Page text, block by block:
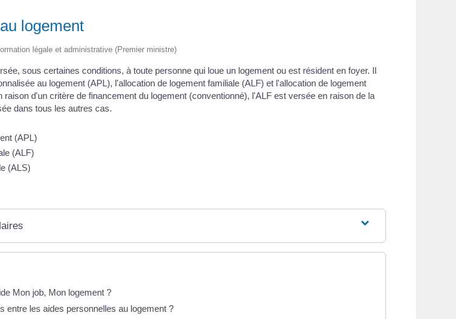
logement
légale et administrative (Premier ministre)
sous certaines conditions, à toute personne qui loue un logement ou est résident en foyer. Il
au logement (APL), l'allocation de logement familiale (ALF) et l'allocation de logement
d'un critère de financement du logement (conventionné), l'ALF est versée en raison de la
dans tous les autres cas.
(APL)
(ALF)
(ALS)
Mon job, Mon logement ?
entre les aides personnelles au logement ?